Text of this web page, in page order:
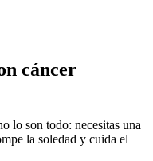
cáncer
lo son todo: necesitas una
la soledad y cuida el